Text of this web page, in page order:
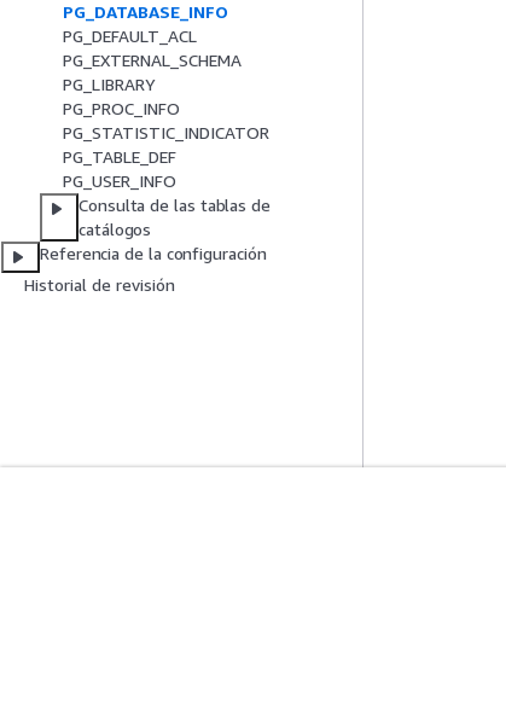
PG_DATABASE_INFO
PG_DEFAULT_ACL
PG_EXTERNAL_SCHEMA
PG_LIBRARY
PG_PROC_INFO
PG_STATISTIC_INDICATOR
PG_TABLE_DEF
PG_USER_INFO
Consulta de las tablas de
catálogos
Referencia de la configuración
Historial de revisión